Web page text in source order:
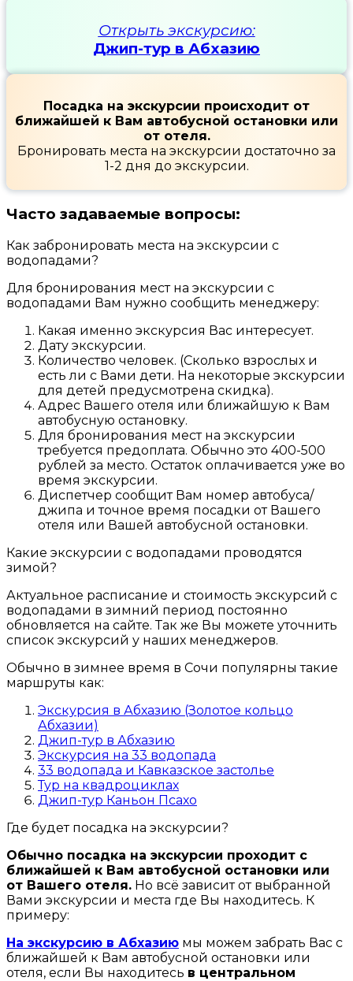
Открыть экскурсию:
Джип-тур в Абхазию
Посадка на экскурсии происходит от
ближайшей к Вам автобусной остановки или
от отеля.
Бронировать места на экскурсии достаточно за
1-2 дня до экскурсии.
Часто задаваемые вопросы:
Как забронировать места на экскурсии с
водопадами?
Для бронирования мест на экскурсии с
водопадами Вам нужно сообщить менеджеру:
Какая именно экскурсия Вас интересует.
Дату экскурсии.
Количество человек. (Сколько взрослых и
есть ли с Вами дети. На некоторые экскурсии
для детей предусмотрена скидка).
Адрес Вашего отеля или ближайшую к Вам
автобусную остановку.
Для бронирования мест на экскурсии
требуется предоплата. Обычно это 400-500
рублей за место. Остаток оплачивается уже во
время экскурсии.
Диспетчер сообщит Вам номер автобуса/
джипа и точное время посадки от Вашего
отеля или Вашей автобусной остановки.
Какие экскурсии с водопадами проводятся
зимой?
Актуальное расписание и стоимость экскурсий с
водопадами в зимний период постоянно
обновляется на сайте. Так же Вы можете уточнить
список экскурсий у наших менеджеров.
Обычно в зимнее время в Сочи популярны такие
маршруты как:
Экскурсия в Абхазию (Золотое кольцо
Абхазии)
Джип-тур в Абхазию
Экскурсия на 33 водопада
33 водопада и Кавказское застолье
Тур на квадроциклах
Джип-тур Каньон Псахо
Где будет посадка на экскурсии?
Обычно посадка на экскурсии проходит с
ближайшей к Вам автобусной остановки или
от Вашего отеля. Но всё зависит от выбранной
Вами экскурсии и места где Вы находитесь. К
примеру:
На экскурсию в Абхазию мы можем забрать Вас с
ближайшей к Вам автобусной остановки или
отеля, если Вы находитесь в центральном